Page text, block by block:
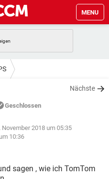
MENU
IOS
TIKTOK
STREAMING
TIKTOK
STREAMING
INSTAGRAM
HARDWARE
STREAMING
IOS
Nächste
Geschlossen
November 2018 um 05:35
10:36
sagen , wie ich TomTom